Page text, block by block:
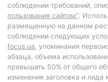
соблюдении требований,
пользования сайтом".
размещенную на данном
соблюдении следующих
focus.ua, упоминания
абзаца, объема
превышать 50% от общего
изменения заголовка и